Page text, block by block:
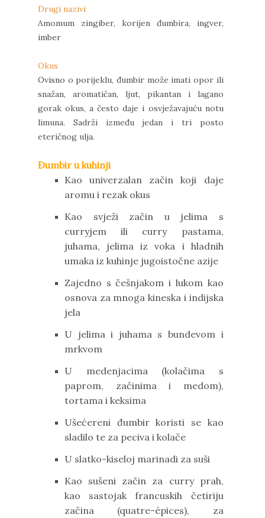
Drugi nazivi
Amomum zingiber, korijen đumbira, ingver,
imber
Okus
Ovisno o porijeklu, đumbir može imati opor ili
snažan, aromatičan, ljut, pikantan i lagano
gorak okus, a često daje i osvježavajuću notu
limuna. Sadrži između jedan i tri posto
eteričnog ulja.
Đumbir u kuhinji
Kao univerzalan začin koji daje
aromu i rezak okus
Kao svježi začin u jelima s
curryjem ili curry pastama,
juhama, jelima iz voka i hladnih
umaka iz kuhinje jugoistočne azije
Zajedno s češnjakom i lukom kao
osnova za mnoga kineska i indijska
jela
U jelima i juhama s bundevom i
mrkvom
U medenjacima (kolačima s
paprom, začinima i medom),
tortama i keksima
Ušećereni đumbir koristi se kao
sladilo te za peciva i kolače
U slatko-kiseloj marinadi za suši
Kao sušeni začin za curry prah,
kao sastojak francuskih četiriju
začina (quatre-épices), za